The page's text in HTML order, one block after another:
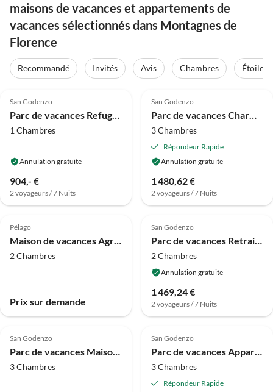
maisons de vacances et appartements de
vacances sélectionnés dans Montagnes de
Florence
Recommandé Invités Avis Chambres
Étoiles
San Godenzo
Parc de vacances Refuge toscan avec piscine
1 Chambres
Annulation gratuite
904,- €
2 voyageurs / 7 Nuits
San Godenzo
Parc de vacances Charme toscan avec piscine et vue
3 Chambres
Répondeur Rapide
Annulation gratuite
1 480,62 €
2 voyageurs / 7 Nuits
4.1 (16)
Pélago
Maison de vacances Agriturismo Poggio di Montepescoli - Il Forno
2 Chambres
Prix sur demande
4.1 (14)
San Godenzo
Parc de vacances Retraite tranquille à Serignana
2 Chambres
Annulation gratuite
1 469,24 €
2 voyageurs / 7 Nuits
4.2 (14)
San Godenzo
Parc de vacances Maison de vacances, San Godenzo
3 Chambres
3.8 (6)
San Godenzo
Parc de vacances Appartement indépendant avec piscine
3 Chambres
Répondeur Rapide